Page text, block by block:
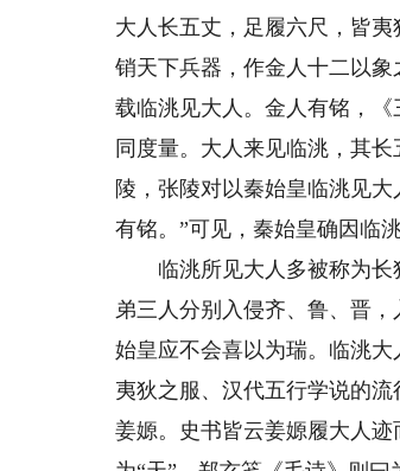
大人长五丈，足履六尺，皆
销天下兵器，作金人十二以
载临洮见大人。金人有铭，
同度量。大人来见临洮，其
陵，张陵对以秦始皇临洮见
有铭。”可见，秦始皇确因临
临洮所见大人多被称为长
弟三人分别入侵齐、鲁、晋
始皇应不会喜以为瑞。临洮
夷狄之服、汉代五行学说的
姜嫄。史书皆云姜嫄履大人